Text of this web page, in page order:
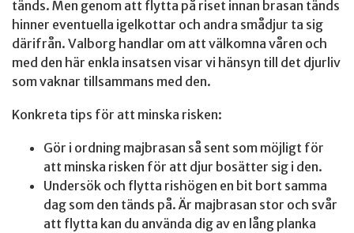
tänds. Men genom att flytta på riset innan brasan tänds
hinner eventuella igelkottar och andra smådjur ta sig
därifrån. Valborg handlar om att välkomna våren och
med den här enkla insatsen visar vi hänsyn till det djurliv
som vaknar tillsammans med den.
Konkreta tips för att minska risken:
Gör i ordning majbrasan så sent som möjligt för
att minska risken för att djur bosätter sig i den.
Undersök och flytta rishögen en bit bort samma
dag som den tänds på. Är majbrasan stor och svår
att flytta kan du använda dig av en lång planka